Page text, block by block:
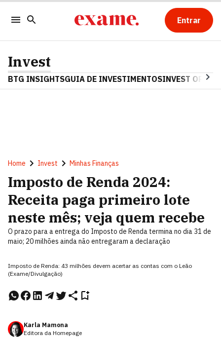
Entrar
Invest
BTG INSIGHTSGUIA DE INVESTIMENTOSINVEST OPINA
Home Invest Minhas Finanças
Imposto de Renda 2024:
Receita paga primeiro lote
neste mês; veja quem recebe
O prazo para a entrega do Imposto de Renda termina no dia 31 de
maio; 20 milhões ainda não entregaram a declaração
Imposto de Renda: 43 milhões devem acertar as contas com o Leão
(Exame/Divulgação)
Karla Mamona
Editora da Homepage